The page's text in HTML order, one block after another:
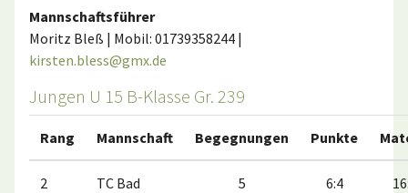
Mannschaftsführer
Moritz Bleß | Mobil: 01739358244 |
kirsten.bless@gmx.de
Jungen U 15 B-Klasse Gr. 239
Rang Mannschaft Begegnungen Punkte
2
TC Bad
5 6:4